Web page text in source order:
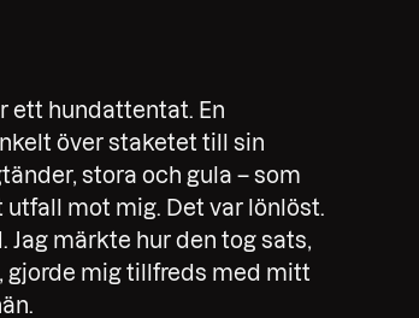
ett hundattentat. En
över staketet till sin
stora och gula – som
mot mig. Det var lönlöst.
Jag märkte hur den tog sats,
gjorde mig tillfreds med mitt